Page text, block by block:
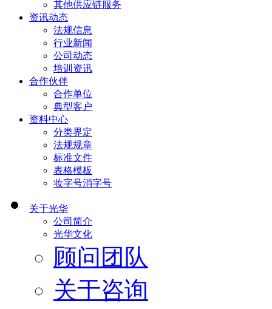
其他供应链服务
资讯动态
法规信息
行业新闻
公司动态
培训资讯
合作伙伴
合作单位
典型客户
资料中心
分类界定
法规规章
标准文件
表格模板
妆字号消字号
关于光华
公司简介
光华文化
顾问团队
关于咨询